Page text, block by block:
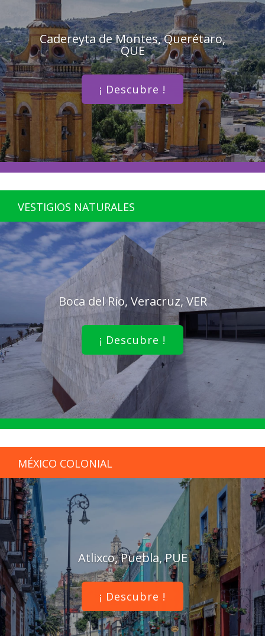
Cadereyta de Montes, Querétaro,
QUE
¡ Descubre !
VESTIGIOS NATURALES
Boca del Río, Veracruz, VER
¡ Descubre !
MÉXICO COLONIAL
Atlixco, Puebla, PUE
¡ Descubre !